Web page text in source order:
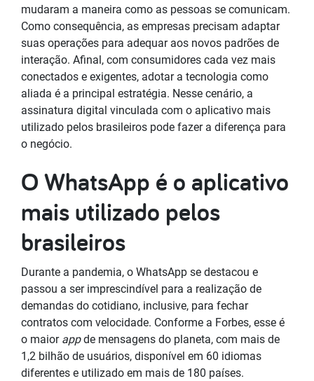
mudaram a maneira como as pessoas se comunicam.
Como consequência, as empresas precisam adaptar
suas operações para adequar aos novos padrões de
interação. Afinal, com consumidores cada vez mais
conectados e exigentes, adotar a tecnologia como
aliada é a principal estratégia. Nesse cenário, a
assinatura digital vinculada com o aplicativo mais
utilizado pelos brasileiros pode fazer a diferença para
o negócio.
O WhatsApp é o aplicativo
mais utilizado pelos
brasileiros
Durante a pandemia, o WhatsApp se destacou e
passou a ser imprescindível para a realização de
demandas do cotidiano, inclusive, para fechar
contratos com velocidade. Conforme a Forbes, esse é
o maior appde mensagens do planeta, com mais de
1,2 bilhão de usuários, disponível em 60 idiomas
diferentes e utilizado em mais de 180 países.